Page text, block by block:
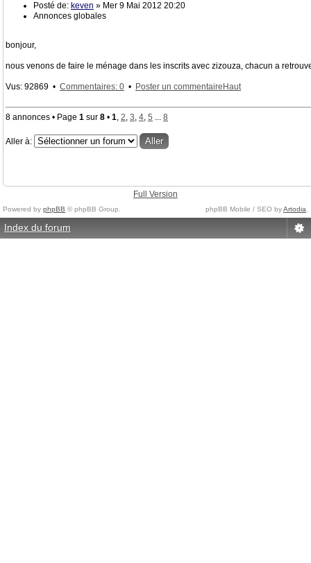
Posté de: keven » Mer 9 Mai 2012 20:20
Annonces globales
bonjour,
nous venons de faire le ménage dans les inscrits avec zizouza, chacun a
Vus: 92869 • Commentaires: 0 • Poster un commentaire Haut
8 annonces • Page 1 sur 8 • 1, 2, 3, 4, 5 ... 8
Aller à:
Full Version
Powered by phpBB © phpBB Group. phpBB Mobile / SEO byArtodia
Index du forum